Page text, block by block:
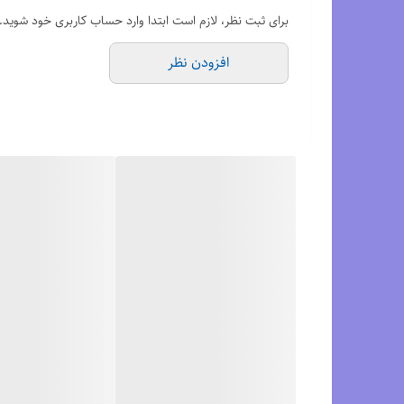
رویه مش تنفسی سبک و مقاوم
پایداری و حمایت بالا برای دوندگان با پرونیشن متوسط
برای ثبت نظر، لازم است ابتدا وارد حساب کاربری خود شوید.
افزودن نظر